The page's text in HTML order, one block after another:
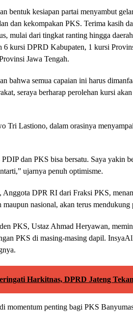
bentuk kesiapan partai menyambut
dan kekompakan PKS. Terima kasih
mulai dari tingkat ranting hingga
6 kursi DPRD Kabupaten, 1 kursi
Jawa Tengah.
bahwa semua capaian ini harus
seraya berharap perolehan kursi
Tri Lastiono, dalam orasinya
dan PKS bisa bersatu. Saya yakin
ujarnya penuh optimisme.
DPR RI dari Fraksi PKS,
nasional, akan terus mendukung
PKS, Ustaz Ahmad Heryawan,
PKS di masing-masing dapil.
Harkitnas, DPRD Jateng
momentum penting bagi PKS